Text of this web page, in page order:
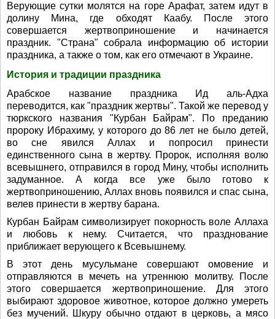
Верующие сутки молятся на горе Арафат, затем идут в
долину Мина, где обходят Каабу. После этого
совершается жертвоприношение и начинается
праздник. "Страна" собрала информацию об истории
праздника, а также о том, как его отмечают в Украине.
История и традиции праздника
Арабское название праздника Ид аль-Адха
переводится, как "праздник жертвы". Такой же перевод у
тюркского названия "Курбан Байрам". По преданию
пророку Ибрахиму, у которого до 86 лет не было детей,
во сне явился Аллах и попросил принести
единственного сына в жертву. Пророк, исполняя волю
всевышнего, отправился в город Мину, чтобы исполнить
задуманное. А когда все уже было готово к
жертвоприношению, Аллах вновь появился и спас сына,
велев принести в жертву барана.
Курбан Байрам символизирует покорность воле Аллаха
и любовь к нему. Считается, что празднование
приближает верующего к Всевышнему.
В этот день мусульмане совершают омовение и
отправляются в мечеть на утреннюю молитву. После
этого совершается жертвоприношение. Для этого
выбирают здоровое животное, которое должно умереть
без мучений. Шкуру обычно отдают в церковь, а мясо